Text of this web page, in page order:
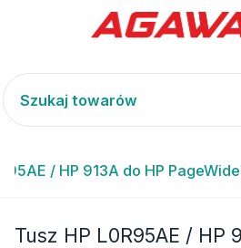
/ HP 913A do HP
Tusz HP L0R95AE / HP